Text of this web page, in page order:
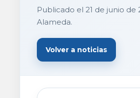
Publicado el 21 de junio
Alameda.
Volver a noticias